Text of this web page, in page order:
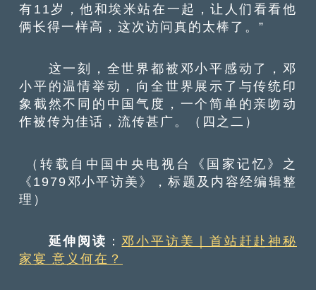
有11岁，他和埃米站在一起，让人们看看他
俩长得一样高，这次访问真的太棒了。”
这一刻，全世界都被邓小平感动了，邓
小平的温情举动，向全世界展示了与传统印
象截然不同的中国气度，一个简单的亲吻动
作被传为佳话，流传甚广。（四之二）
（转载自中国中央电视台《国家记忆》之
《1979邓小平访美》，标题及内容经编辑整
理）
延伸阅读 ：邓小平访美｜首站赶赴神秘
家宴 意义何在？